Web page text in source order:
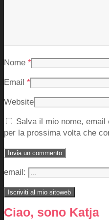
Nome *
Email *
Website
Salva il mio nome,
per la prossima volta che
email:
Ciao, sono Katja